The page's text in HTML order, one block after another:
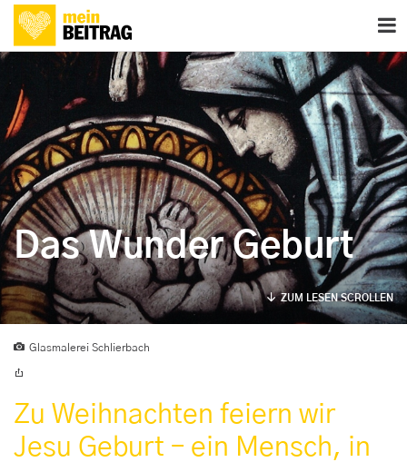
Das Wunder Geburt
ZUM LESEN SCROLLEN
Glasmalerei Schlierbach
Zu Weihnachten feiern wir
Jesu Geburt – ein Mensch, in